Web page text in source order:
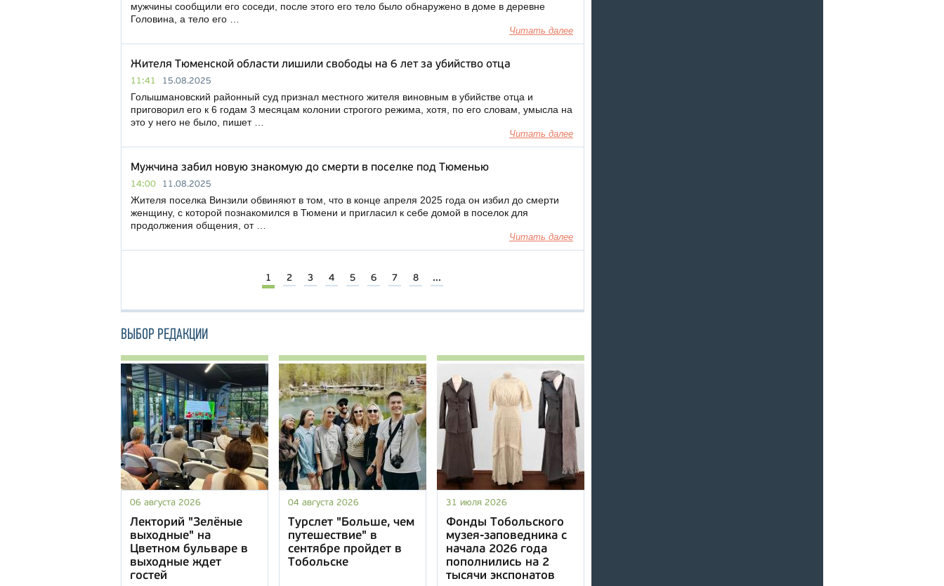
мужчины сообщили его соседи, после этого его тело было обнаружено в доме в деревне
Головина, а тело его …
Читать далее
Жителя Тюменской области лишили свободы на 6 лет за убийство отца
11:41 15.08.2025
Голышмановский районный суд признал местного жителя виновным в убийстве отца и
приговорил его к 6 годам 3 месяцам колонии строгого режима, хотя, по его словам, умысла на
это у него не было, пишет …
Читать далее
Мужчина забил новую знакомую до смерти в поселке под Тюменью
14:00 11.08.2025
Жителя поселка Винзили обвиняют в том, что в конце апреля 2025 года он избил до смерти
женщину, с которой познакомился в Тюмени и пригласил к себе домой в поселок для
продолжения общения, от …
Читать далее
1 2 3 4 5 6 7 8 ...
ВЫБОР РЕДАКЦИИ
06 августа 2026
Лекторий "Зелёные
выходные" на
Цветном бульваре в
выходные ждет
гостей
04 августа 2026
Турслет "Больше, чем
путешествие" в
сентябре пройдет в
Тобольске
31 июля 2026
Фонды Тобольского
музея-заповедника с
начала 2026 года
пополнились на 2
тысячи экспонатов